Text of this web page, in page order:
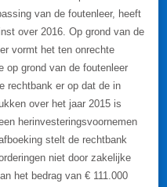
van de foutenleer, heeft
over 2016. Op grond van de
vormt het ten onrechte
op grond van de foutenleer
rechtbank er op dat de in
over het jaar 2015 is
herinvesteringsvoornemen
stelt de rechtbank
niet door zakelijke
het bedrag van € 111.000